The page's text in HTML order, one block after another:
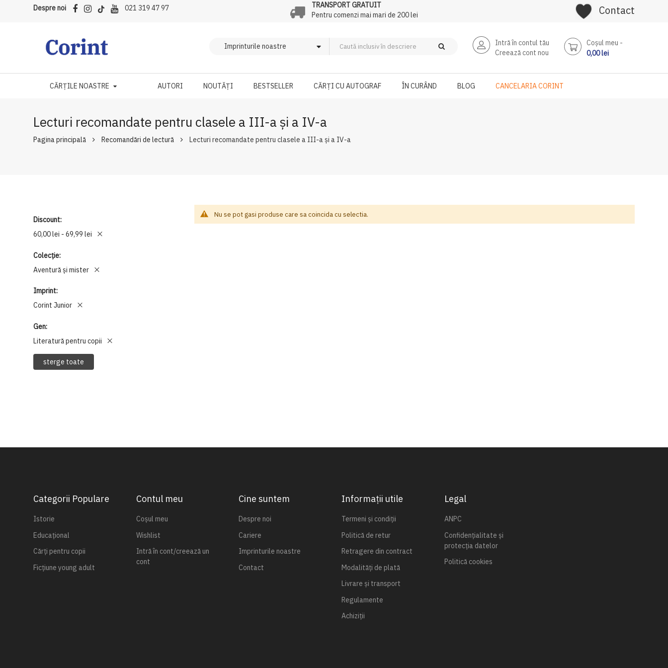
Despre noi 021 319 47 97
TRANSPORT GRATUIT
Pentru comenzi mai mari de 200 lei
Contact
Intră în contul tău
Creează cont nou
Coşul meu
0,00 lei
CĂRȚILE NOASTRE AUTORI NOUTĂȚI BESTSELLER CĂRȚI CU AUTOGRAF ÎN CURÂND BLOG CANCELARIA CORINT
Lecturi recomandate pentru clasele a III-a şi a IV-a
Pagina principală Recomandări de lectură Lecturi recomandate pentru clasele a III-a şi a IV-a
Discount
60,00 lei - 69,99 lei
Colecție
Aventură și mister
Imprint
Corint Junior
Gen
Literatură pentru copii
sterge toate
Nu se pot gasi produse care sa coincida cu selectia.
Categorii Populare
Istorie
Educațional
Cărți pentru copii
Ficțiune young adult
Contul meu
Coșul meu
Wishlist
Intră în cont/creează un
cont
Cine suntem
Despre noi
Cariere
Imprinturile noastre
Contact
Informații utile
Termeni și condiții
Politică de retur
Retragere din contract
Modalități de plată
Livrare și transport
Regulamente
Achiziții
Legal
ANPC
Confidențialitate și
protecția datelor
Politică cookies